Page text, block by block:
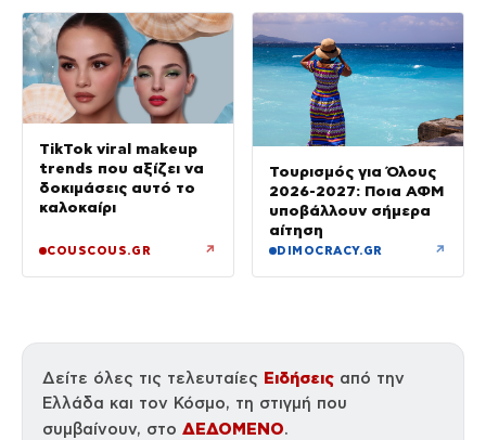
TikTok viral makeup
trends που αξίζει να
δοκιμάσεις αυτό το
καλοκαίρι
COUSCOUS.GR ↗
Τουρισμός για Όλους
2026-2027: Ποια ΑΦΜ
υποβάλλουν σήμερα
αίτηση
DIMOCRACY.GR ↗
Δείτε όλες τις τελευταίες Ειδήσεις από την
Ελλάδα και τον Κόσμο, τη στιγμή που
συμβαίνουν, στο ΔΕΔΟΜΕΝΟ.